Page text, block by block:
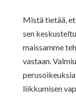
Mistä tietää,
sen
maissamme
vastaan.
liikkumisen